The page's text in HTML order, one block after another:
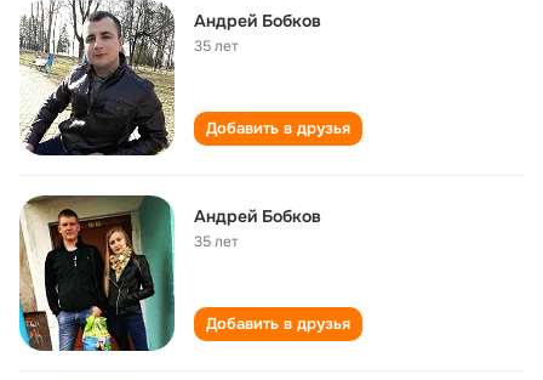
Андрей Бобков
35 лет
Добавить в друзья
Андрей Бобков
35 лет
Добавить в друзья